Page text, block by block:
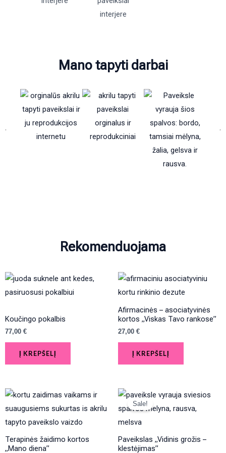
Mano tapyti darbai
Rekomenduojama
Koučingo pokalbis
77,00 €
Į KREPŠELĮ
Afirmacinės – asociatyvinės
kortos „Viskas Tavo rankose”
27,00 €
Į KREPŠELĮ
Terapinės žaidimo kortos
„Mano diena”
Sale!
Paveikslas „Vidinis grožis –
klestėjimas”
Original
price
was:
Current
price
is: